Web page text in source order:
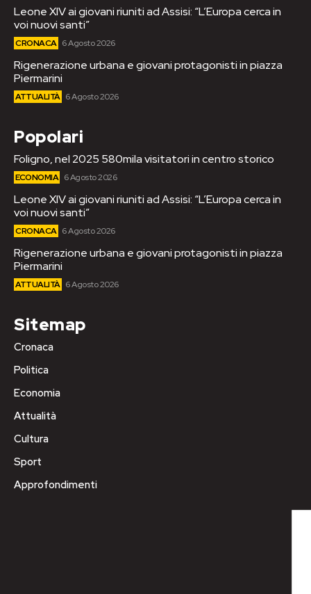
Leone XIV ai giovani riuniti ad Assisi: “L’Europa cerca in
voi nuovi santi”
CRONACA 6 Agosto 2026
Rigenerazione urbana e giovani protagonisti in piazza
Piermarini
ATTUALITÀ 6 Agosto 2026
Popolari
Foligno, nel 2025 580mila visitatori in centro storico
ECONOMIA 6 Agosto 2026
Leone XIV ai giovani riuniti ad Assisi: “L’Europa cerca in
voi nuovi santi”
CRONACA 6 Agosto 2026
Rigenerazione urbana e giovani protagonisti in piazza
Piermarini
ATTUALITÀ 6 Agosto 2026
Sitemap
Cronaca
Politica
Economia
Attualità
Cultura
Sport
Approfondimenti